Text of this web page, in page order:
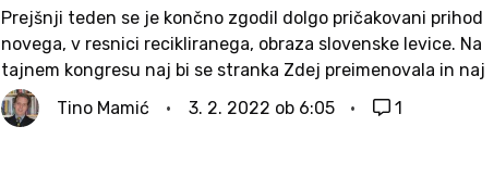
Prejšnji teden se je končno zgodil dolgo pričakovani prihod
novega, v resnici recikliranega, obraza slovenske levice. Na
tajnem kongresu naj bi se stranka Zdej preimenovala in naj
bi za njenega predsednika bil izvoljen Robert Golob. Slednji
je namreč tudi za...
Tino Mamić 3. 2. 2022 ob 6:05 1